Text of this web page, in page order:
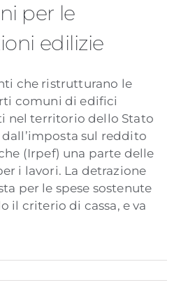
per le ristrutturazioni
edilizie
per le
edilizie
che ristrutturano le
comuni di edifici
nel territorio dello Stato
sul reddito
(Irpef) una parte delle
i lavori. La detrazione
per le spese sostenute
il criterio di cassa, e va